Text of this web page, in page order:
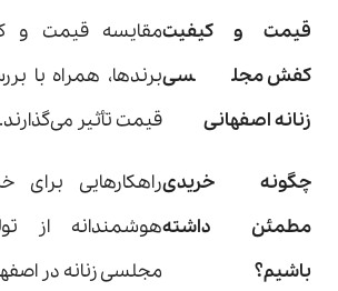
قیمت و کیفیت
کفش مجلسی
زنانه اصفهانی
مقایسه قیمت و
برندها، همراه با
قیمت تأثیر می‌گذارند.
چگونه خریدی
مطمئن داشته
باشیم؟
راهکارهایی
هوشمندانه از
مجلسی زنانه در